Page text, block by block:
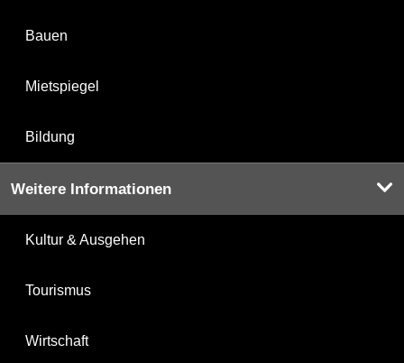
Bauen
Mietspiegel
Bildung
Weitere Informationen
Kultur & Ausgehen
Tourismus
Wirtschaft